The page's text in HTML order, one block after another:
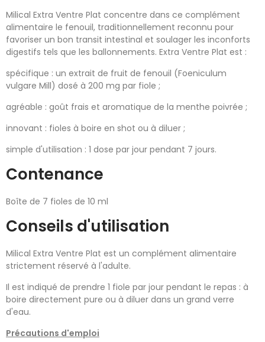
Milical Extra Ventre Plat concentre dans ce complément
alimentaire le fenouil, traditionnellement reconnu pour
favoriser un bon transit intestinal et soulager les inconforts
digestifs tels que les ballonnements. Extra Ventre Plat est :
spécifique : un extrait de fruit de fenouil (Foeniculum
vulgare Mill) dosé à 200 mg par fiole ;
agréable : goût frais et aromatique de la menthe poivrée ;
innovant : fioles à boire en shot ou à diluer ;
simple d'utilisation : 1 dose par jour pendant 7 jours.
Contenance
Boîte de 7 fioles de 10 ml
Conseils d'utilisation
Milical Extra Ventre Plat est un complément alimentaire
strictement réservé à l'adulte.
Il est indiqué de prendre 1 fiole par jour pendant le repas : à
boire directement pure ou à diluer dans un grand verre
d'eau.
Précautions d'emploi